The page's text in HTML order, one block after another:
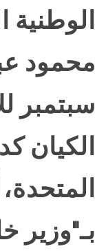
الوطنية
سبتمبر
الكيان
بـ"وزير